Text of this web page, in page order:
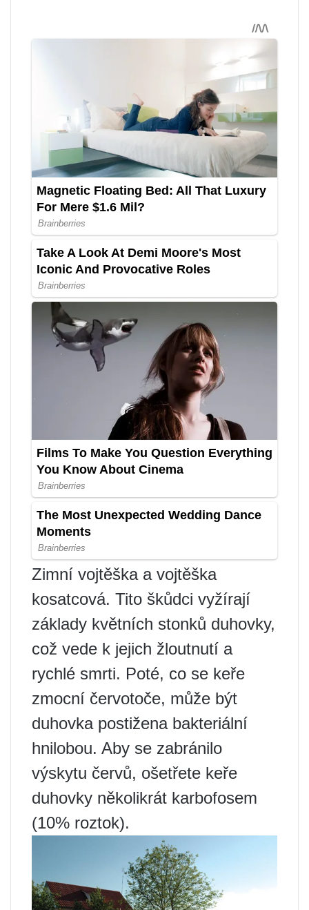
Zimní vojtěška a vojtěška
kosatcová. Tito škůdci vyžírají
základy květních stonků duhovky,
což vede k jejich žloutnutí a
rychlé smrti. Poté, co se keře
zmocní červotoče, může být
duhovka postižena bakteriální
hnilobou. Aby se zabránilo
výskytu červů, ošetřete keře
duhovky několikrát karbofosem
(10% roztok).